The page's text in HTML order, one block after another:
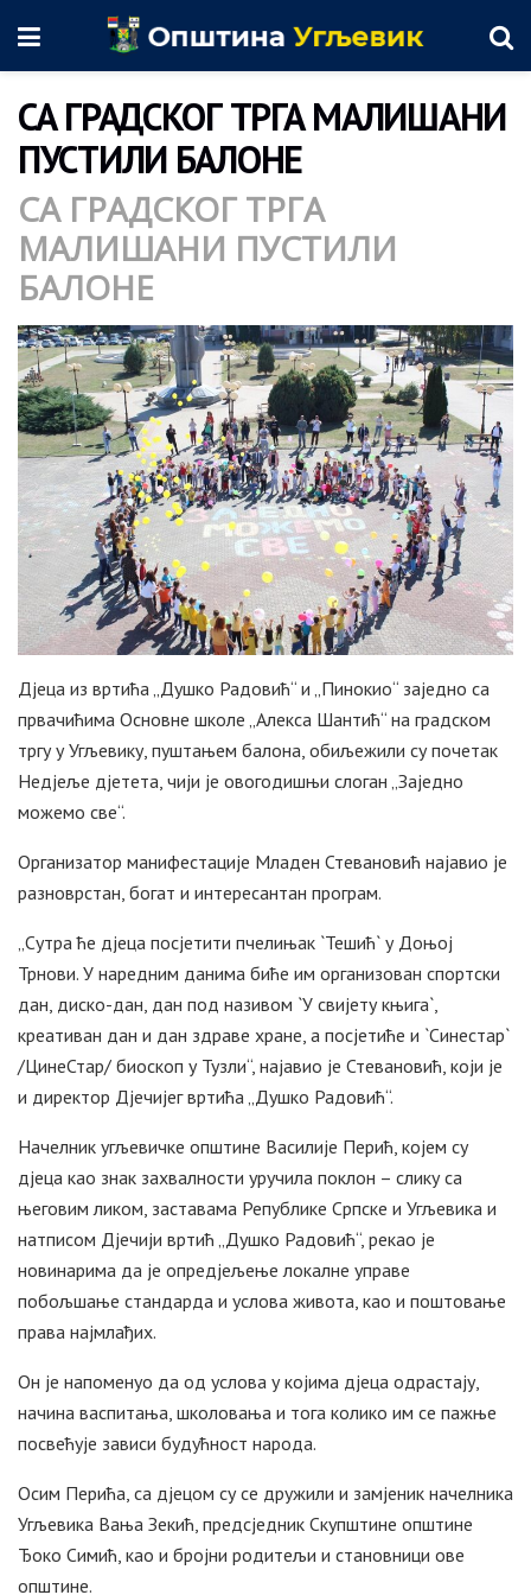
СА ГРАДСКОГ ТРГА МАЛИШАНИ
ПУСТИЛИ БАЛОНЕ
СА ГРАДСКОГ ТРГА
МАЛИШАНИ ПУСТИЛИ
БАЛОНЕ
Дјеца из вртића „Душко Радовић“ и „Пинокио“ заједно са
првачићима Основне школе „Алекса Шантић“ на градском
тргу у Угљевику, пуштањем балона, обиљежили су почетак
Недјеље дјетета, чији је овогодишњи слоган „Заједно
можемо све“.
Организатор манифестације Младен Стевановић најавио је
разноврстан, богат и интересантан програм.
„Сутра ће дјеца посјетити пчелињак `Тешић` у Доњој
Трнови. У наредним данима биће им организован спортски
дан, диско-дан, дан под називом `У свијету књига`,
креативан дан и дан здраве хране, а посјетиће и `Синестар`
/ЦинеСтар/ биоскоп у Тузли“, најавио је Стевановић, који је
и директор Дјечијег вртића „Душко Радовић“.
Начелник угљевичке општине Василије Перић, којем су
дјеца као знак захвалности уручила поклон – слику са
његовим ликом, заставама Републике Српске и Угљевика и
натписом Дјечији вртић „Душко Радовић“, рекао је
новинарима да је опредјељење локалне управе
побољшање стандарда и услова живота, као и поштовање
права најмлађих.
Он је напоменуо да од услова у којима дјеца одрастају,
начина васпитања, школовања и тога колико им се пажње
посвећује зависи будућност народа.
Осим Перића, са дјецом су се дружили и замјеник начелника
Угљевика Вања Зекић, предсједник Скупштине општине
Ђоко Симић, као и бројни родитељи и становници ове
општине.